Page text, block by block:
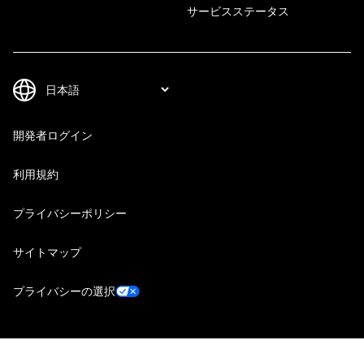
サービスステータス
開発者ログイン
利用規約
プライバシーポリシー
サイトマップ
プライバシーの選択